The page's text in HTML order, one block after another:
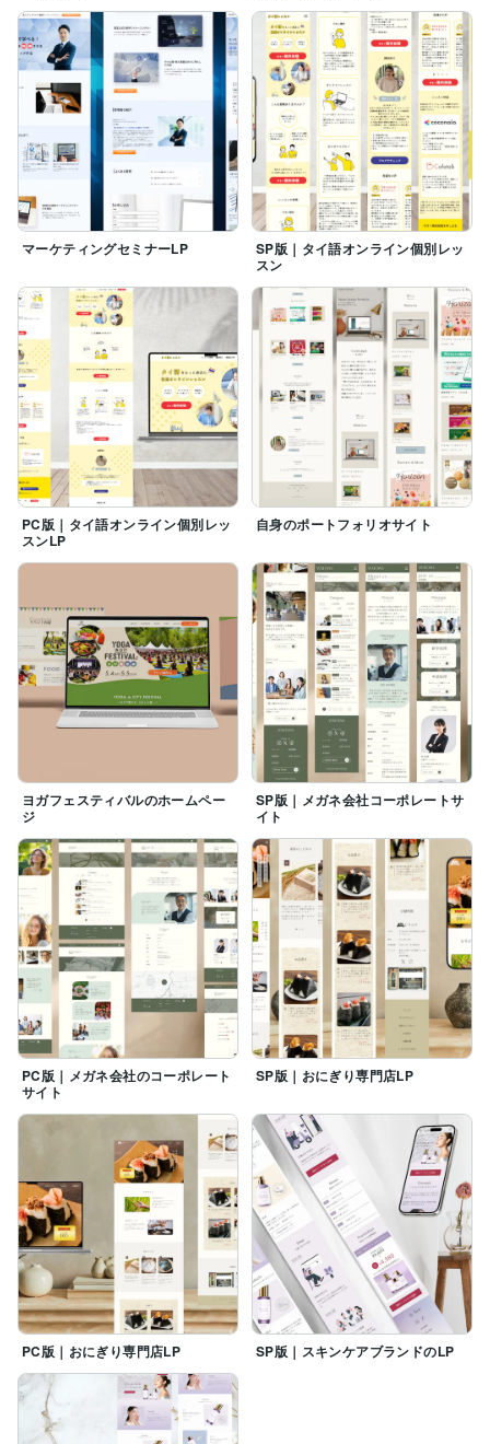
マーケティングセミナーLP
SP版｜タイ語オンライン個別レッ
スン
PC版｜タイ語オンライン個別レッ
スンLP
自身のポートフォリオサイト
ヨガフェスティバルのホームペー
ジ
SP版｜メガネ会社コーポレートサ
イト
PC版｜メガネ会社のコーポレート
サイト
SP版｜おにぎり専門店LP
PC版｜おにぎり専門店LP SP版｜スキンケアブランドのLP